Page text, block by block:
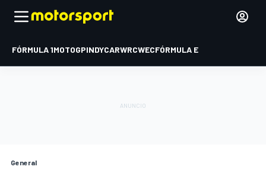
FÓRMULA 1MOTOGPINDYCARWRCWECFÓRMULA E
General